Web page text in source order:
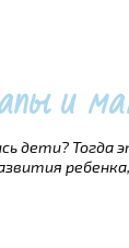
и
дети?